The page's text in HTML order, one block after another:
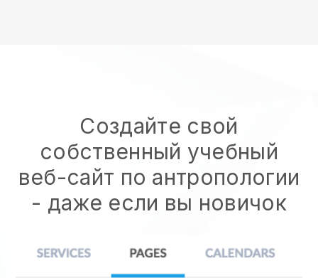
Создайте свой
собственный учебный
веб-сайт по антропологии
- даже если вы новичок